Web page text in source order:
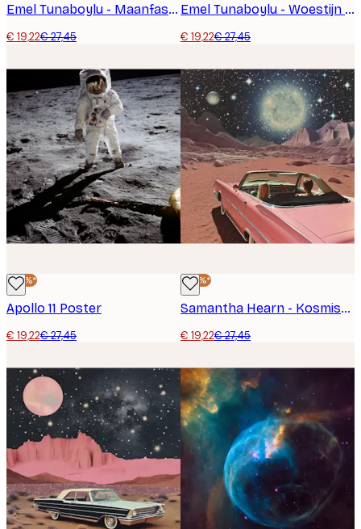
Emel Tunaboylu - Maanfasen Poster
€ 19,22€ 27,45
Emel Tunaboylu - Woestijn Nachtlandschap Poster
€ 19,22€ 27,45
-30%*
Apollo 11 Poster
€ 19,22€ 27,45
-30%*
Samantha Hearn - Kosmische Roadtrip Poster
€ 19,22€ 27,45